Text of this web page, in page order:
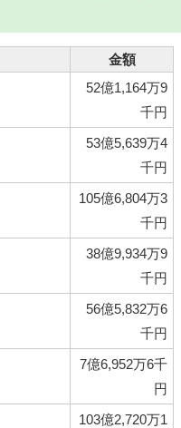
金額
52億1,164万9
千円
53億5,639万4
千円
105億6,804万3
千円
38億9,934万9
千円
56億5,832万6
千円
7億6,952万6千
円
103億2,720万1